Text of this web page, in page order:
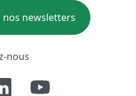
nos newsletters
nous